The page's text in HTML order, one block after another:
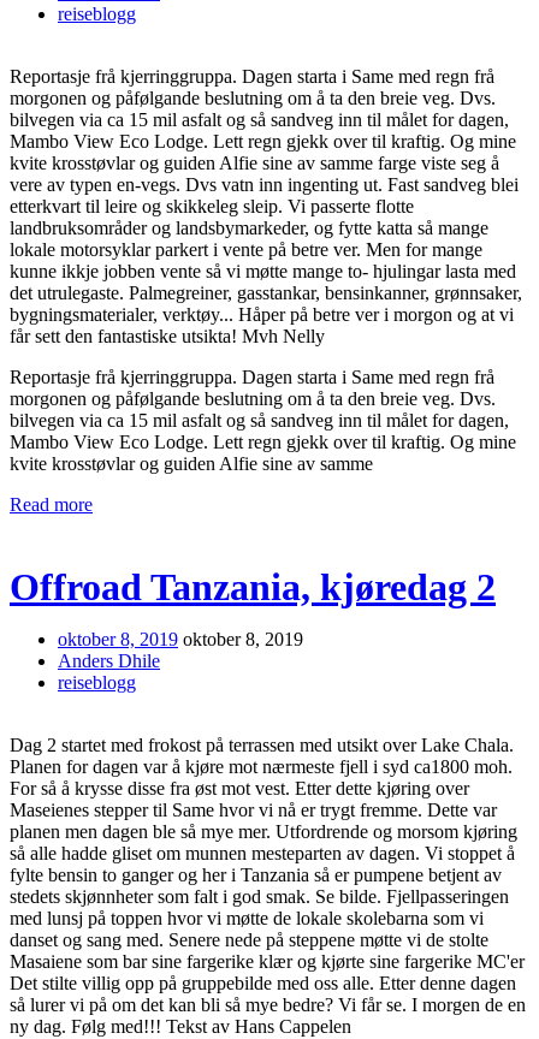
reiseblogg
Reportasje frå kjerringgruppa. Dagen starta i Same med regn frå
morgonen og påfølgande beslutning om å ta den breie veg. Dvs.
bilvegen via ca 15 mil asfalt og så sandveg inn til målet for dagen,
Mambo View Eco Lodge. Lett regn gjekk over til kraftig. Og mine
kvite krosstøvlar og guiden Alfie sine av samme farge viste seg å
vere av typen en-vegs. Dvs vatn inn ingenting ut. Fast sandveg blei
etterkvart til leire og skikkeleg sleip. Vi passerte flotte
landbruksområder og landsbymarkeder, og fytte katta så mange
lokale motorsyklar parkert i vente på betre ver. Men for mange
kunne ikkje jobben vente så vi møtte mange to- hjulingar lasta med
det utrulegaste. Palmegreiner, gasstankar, bensinkanner, grønnsaker,
bygningsmaterialer, verktøy... Håper på betre ver i morgon og at vi
får sett den fantastiske utsikta! Mvh Nelly
Reportasje frå kjerringgruppa. Dagen starta i Same med regn frå
morgonen og påfølgande beslutning om å ta den breie veg. Dvs.
bilvegen via ca 15 mil asfalt og så sandveg inn til målet for dagen,
Mambo View Eco Lodge. Lett regn gjekk over til kraftig. Og mine
kvite krosstøvlar og guiden Alfie sine av samme
Read more
Offroad Tanzania, kjøredag 2
oktober 8, 2019 oktober 8, 2019
Anders Dhile
reiseblogg
Dag 2 startet med frokost på terrassen med utsikt over Lake Chala.
Planen for dagen var å kjøre mot nærmeste fjell i syd ca1800 moh.
For så å krysse disse fra øst mot vest. Etter dette kjøring over
Maseienes stepper til Same hvor vi nå er trygt fremme. Dette var
planen men dagen ble så mye mer. Utfordrende og morsom kjøring
så alle hadde gliset om munnen mesteparten av dagen. Vi stoppet å
fylte bensin to ganger og her i Tanzania så er pumpene betjent av
stedets skjønnheter som falt i god smak. Se bilde. Fjellpasseringen
med lunsj på toppen hvor vi møtte de lokale skolebarna som vi
danset og sang med. Senere nede på steppene møtte vi de stolte
Masaiene som bar sine fargerike klær og kjørte sine fargerike MC'er
Det stilte villig opp på gruppebilde med oss alle. Etter denne dagen
så lurer vi på om det kan bli så mye bedre? Vi får se. I morgen de en
ny dag. Følg med!!! Tekst av Hans Cappelen